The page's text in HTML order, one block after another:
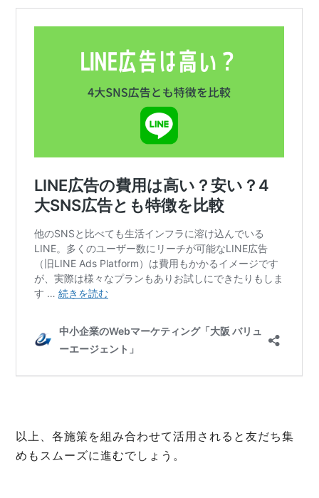
以上、各施策を組み合わせて活用されると友だち集
めもスムーズに進むでしょう。